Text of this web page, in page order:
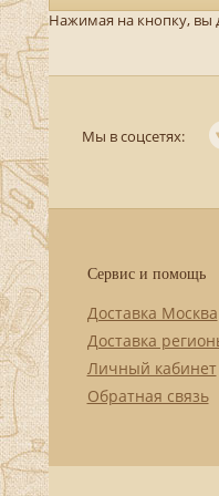
Нажимая на кнопку, вы
Мы в соцсетях:
Сервис и помощь
Доставка Москва
Доставка
Личный кабинет
Обратная связь